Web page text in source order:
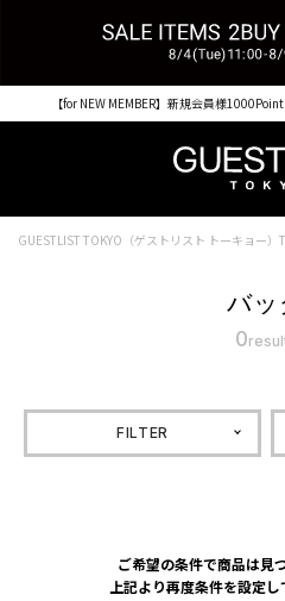
【for NEW MEMBER】新規会員様
GUESTLIST TOKYO（ゲストリスト トーキョー）
バッ
0
FILTER
ご希望の条件で商品は見
上記より再度条件を設定し